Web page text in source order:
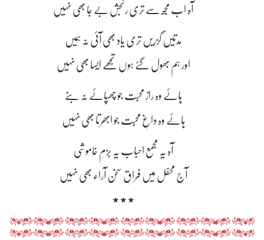
آہ اب مجھ سے تری رنجش بے جا بھی نہیں
مدتیں گزریں تری یاد بھی آئی نہ ہمیں
اور ہم بھول گئے ہوں تجھے ایسا بھی نہیں
ہائے وہ رازِ محبت جو چھپائے نہ بنے
ہائے وہ داغِ محبت جو ابھرتا بھی نہیں
آہ یہ مجمع احباب یہ بزمِ خاموشی
آج محفل میں فراقِ سخن آراء بھی نہیں
٭٭٭